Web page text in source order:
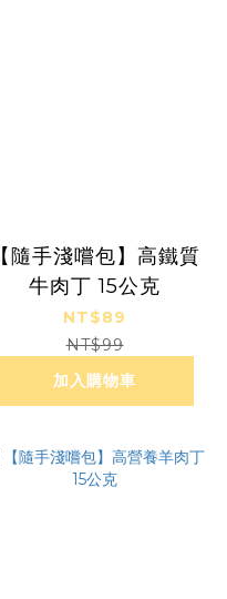
【隨手淺嚐包】高鐵質
牛肉丁 15公克
NT$89
NT$99
加入購物車